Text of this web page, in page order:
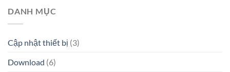
DANH MỤC
Cập nhật thiết bị (3)
Download (6)